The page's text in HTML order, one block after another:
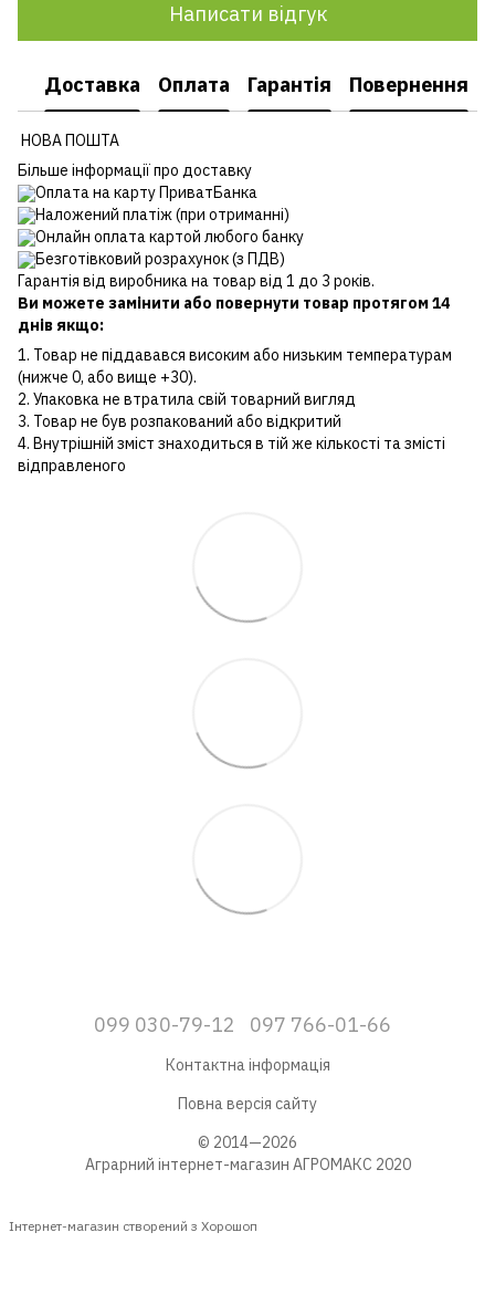
Написати відгук
Доставка Оплата Гарантія Повернення
НОВА ПОШТА
Більше інформації про доставку
Оплата на карту ПриватБанка
Наложений платіж (при отриманні)
Онлайн оплата картой любого банку
Безготівковий розрахунок (з ПДВ)
Гарантія від виробника на товар від 1 до 3 років.
Ви можете замінити або повернути товар протягом 14
днів якщо:
1. Товар не піддавався високим або низьким температурам
(нижче 0, або вище +30).
2. Упаковка не втратила свій товарний вигляд
3. Товар не був розпакований або відкритий
4. Внутрішній зміст знаходиться в тій же кількості та змісті
відправленого
099 030-79-12 097 766-01-66
Контактна інформація
Повна версія сайту
© 2014—2026
Аграрний інтернет-магазин АГРОМАКС 2020
Інтернет-магазин створений з Хорошоп